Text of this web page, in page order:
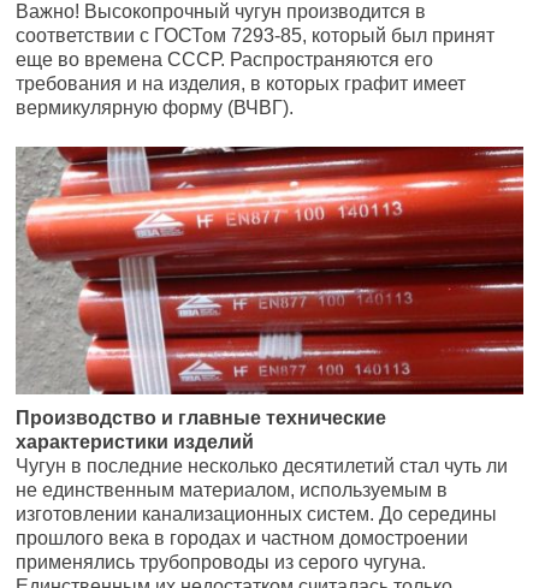
Важно! Высокопрочный чугун производится в
соответствии с ГОСТом 7293-85, который был принят
еще во времена СССР. Распространяются его
требования и на изделия, в которых графит имеет
вермикулярную форму (ВЧВГ).
Производство и главные технические
характеристики изделий
Чугун в последние несколько десятилетий стал чуть ли
не единственным материалом, используемым в
изготовлении канализационных систем. До середины
прошлого века в городах и частном домостроении
применялись трубопроводы из серого чугуна.